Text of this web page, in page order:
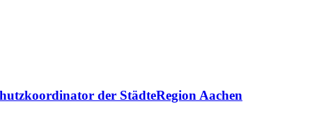
der StädteRegion Aachen